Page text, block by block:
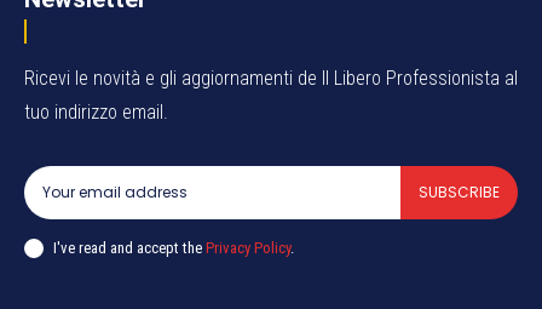
Ricevi le novità e gli aggiornamenti de Il Libero Professionista al
tuo indirizzo email.
SUBSCRIBE
I've read and accept the Privacy Policy.